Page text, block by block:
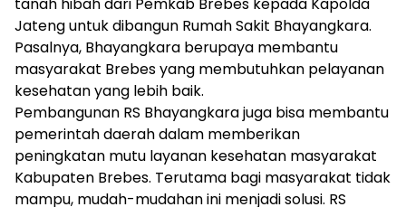
Jateng untuk dibangun Rumah Sakit Bhayangkara.
Pasalnya, Bhayangkara berupaya membantu
masyarakat Brebes yang membutuhkan pelayanan
kesehatan yang lebih baik.
Pembangunan RS Bhayangkara juga bisa membantu
pemerintah daerah dalam memberikan
peningkatan mutu layanan kesehatan masyarakat
Kabupaten Brebes. Terutama bagi masyarakat tidak
mampu, mudah-mudahan ini menjadi solusi. RS